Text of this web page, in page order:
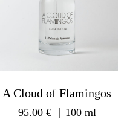
A Cloud of Flamingos
95.00 € ｜100 ml